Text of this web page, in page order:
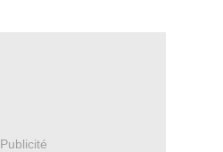
Publicité